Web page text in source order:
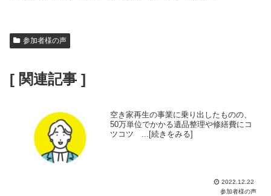
参加者様の声
[ 関連記事 ]
空き家再生の事業に乗り出したものの、
50万単位でかかる遺品整理や修繕費にコ
ツコツ ...[続きをみる]
2022.12.22
参加者様の声